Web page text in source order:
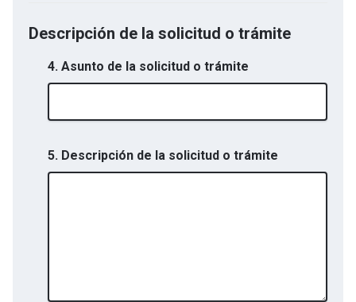
Descripción de la solicitud o trámite
4. Asunto de la solicitud o trámite
5. Descripción de la solicitud o trámite